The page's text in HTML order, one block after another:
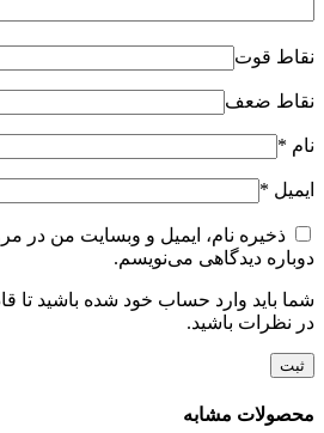
نقاط قوت
نقاط ضعف
نام *
ایمیل *
ذخیره نام، ایمیل و وبسایت من در
دوباره دیدگاهی می‌نویسم.
شما باید وارد حساب خود شده باشید تا
در نظرات باشید.
محصولات مشابه